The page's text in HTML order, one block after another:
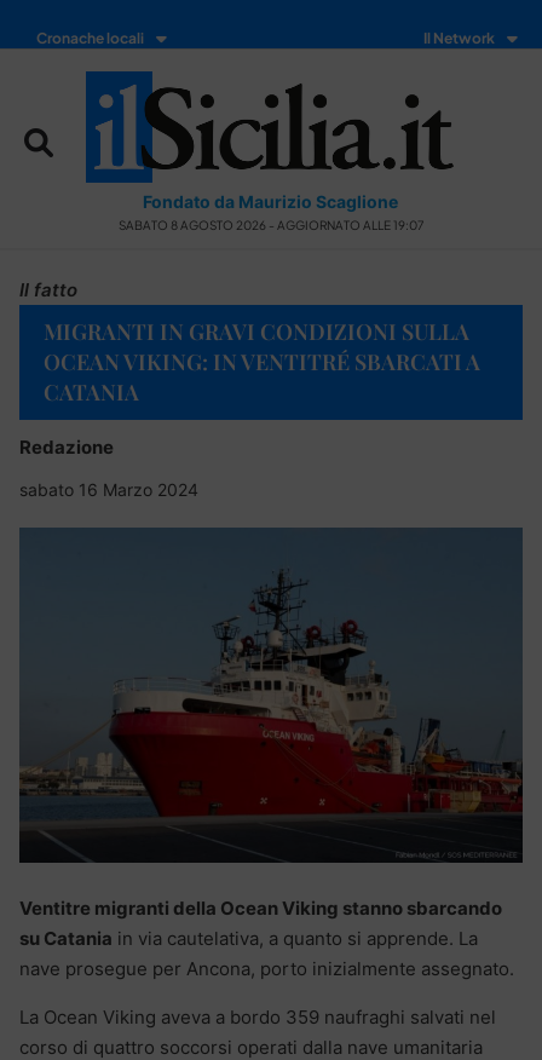
Cronache locali Il Network
Fondato da Maurizio Scaglione
SABATO 8 AGOSTO 2026 - AGGIORNATO ALLE 19:07
Il fatto
MIGRANTI IN GRAVI CONDIZIONI SULLA
OCEAN VIKING: IN VENTITRÉ SBARCATI A
CATANIA
Redazione
sabato 16 Marzo 2024
Ventitre migranti della Ocean Viking stanno sbarcando
su Catania in via cautelativa, a quanto si apprende. La
nave prosegue per Ancona, porto inizialmente assegnato.
La Ocean Viking aveva a bordo 359 naufraghi salvati nel
corso di quattro soccorsi operati dalla nave umanitaria